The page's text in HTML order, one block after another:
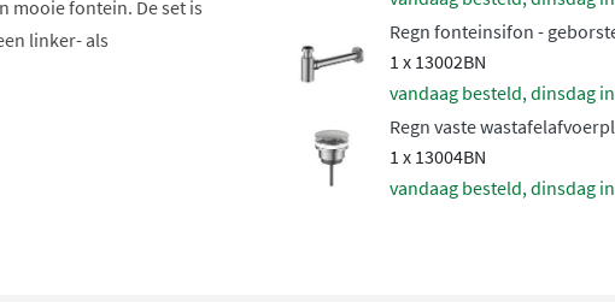
mooie fontein. De set is
linker- als
Regn fonteinsifon -
1 x 13002BN
vandaag besteld, dinsdag
Regn vaste
1 x 13004BN
vandaag besteld, dinsdag